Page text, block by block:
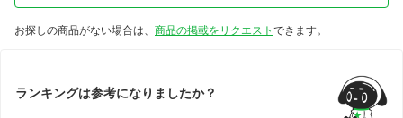
お探しの商品がない場合は、 商品の掲載をリクエスト できます。
ランキングは参考になりましたか？